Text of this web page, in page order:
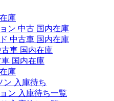
庫
ン 中古 国内在庫
中古車 国内在庫
車 国内在庫
国内在庫
庫
ン 入庫待ち
ン 入庫待ち一覧